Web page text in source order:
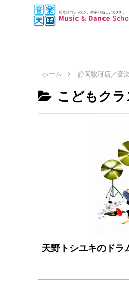
ホーム 静岡駿河店／音
こどもクラ
天野トシユキのドラ